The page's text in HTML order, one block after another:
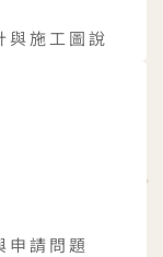
與施工圖說
申請問題